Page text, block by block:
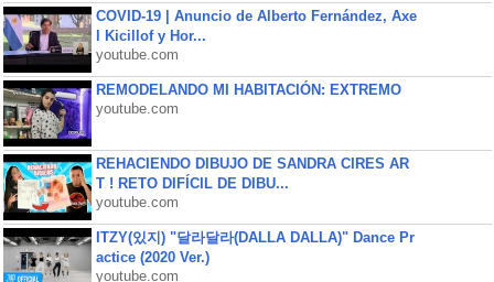
COVID-19 | Anuncio de Alberto Fernández, Axe
l Kicillof y Hor...
youtube.com
REMODELANDO MI HABITACIÓN: EXTREMO
youtube.com
REHACIENDO DIBUJO DE SANDRA CIRES AR
T ! RETO DIFÍCIL DE DIBU...
youtube.com
ITZY(있지) "달라달라(DALLA DALLA)" Dance Pr
actice (2020 Ver.)
youtube.com